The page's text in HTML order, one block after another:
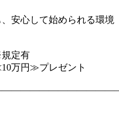
安心して始められる環境
定有
万円≫プレゼント